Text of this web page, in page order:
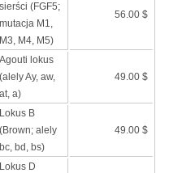
sierści (FGF5;
mutacja M1,
M3, M4, M5)
56.00 $
Agouti lokus
(alely Ay, aw,
at, a)
49.00 $
Lokus B
(Brown; alely
bc, bd, bs)
49.00 $
Lokus D